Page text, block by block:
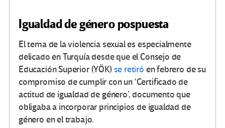
Igualdad de género pospuesta
El tema de la violencia sexual es especialmente
delicado en Turquía desde que el Consejo de
Educación Superior (YÖK) se retiró en febrero de su
compromiso de cumplir con un ‘Certificado de
actitud de igualdad de género’, documento que
obligaba a incorporar principios de igualdad de
género en el trabajo.